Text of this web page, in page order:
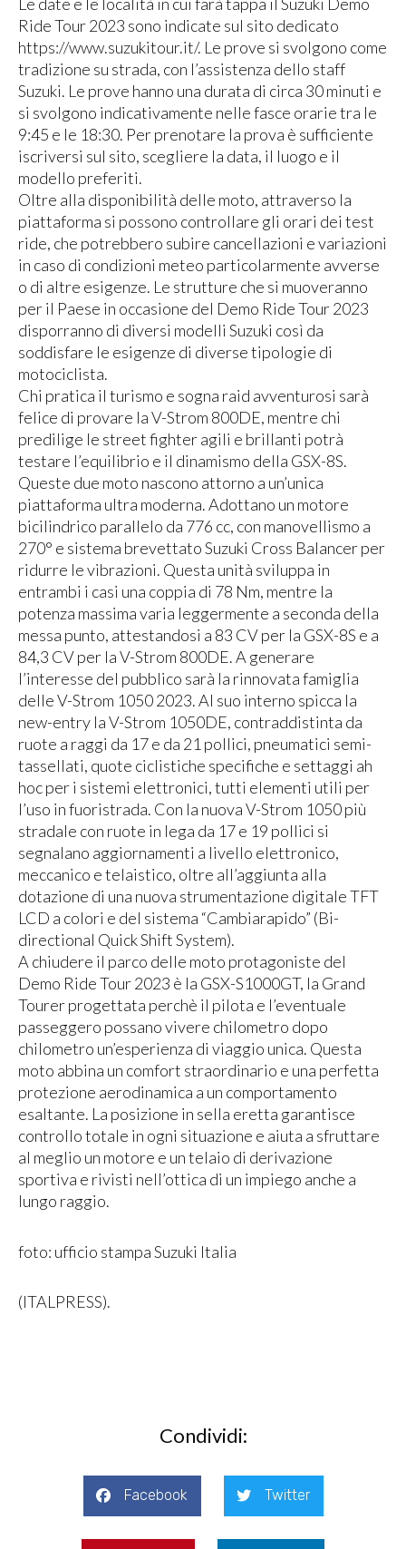
Ride Tour 2023 sono indicate sul sito dedicato
https://www.suzukitour.it/. Le prove si svolgono come
tradizione su strada, con l’assistenza dello staff
Suzuki. Le prove hanno una durata di circa 30 minuti e
si svolgono indicativamente nelle fasce orarie tra le
9:45 e le 18:30. Per prenotare la prova è sufficiente
iscriversi sul sito, scegliere la data, il luogo e il
modello preferiti.
Oltre alla disponibilità delle moto, attraverso la
piattaforma si possono controllare gli orari dei test
ride, che potrebbero subire cancellazioni e variazioni
in caso di condizioni meteo particolarmente avverse
o di altre esigenze. Le strutture che si muoveranno
per il Paese in occasione del Demo Ride Tour 2023
disporranno di diversi modelli Suzuki così da
soddisfare le esigenze di diverse tipologie di
motociclista.
Chi pratica il turismo e sogna raid avventurosi sarà
felice di provare la V-Strom 800DE, mentre chi
predilige le street fighter agili e brillanti potrà
testare l’equilibrio e il dinamismo della GSX-8S.
Queste due moto nascono attorno a un’unica
piattaforma ultra moderna. Adottano un motore
bicilindrico parallelo da 776 cc, con manovellismo a
270° e sistema brevettato Suzuki Cross Balancer per
ridurre le vibrazioni. Questa unità sviluppa in
entrambi i casi una coppia di 78 Nm, mentre la
potenza massima varia leggermente a seconda della
messa punto, attestandosi a 83 CV per la GSX-8S e a
84,3 CV per la V-Strom 800DE. A generare
l’interesse del pubblico sarà la rinnovata famiglia
delle V-Strom 1050 2023. Al suo interno spicca la
new-entry la V-Strom 1050DE, contraddistinta da
ruote a raggi da 17 e da 21 pollici, pneumatici semi-
tassellati, quote ciclistiche specifiche e settaggi ah
hoc per i sistemi elettronici, tutti elementi utili per
l’uso in fuoristrada. Con la nuova V-Strom 1050 più
stradale con ruote in lega da 17 e 19 pollici si
segnalano aggiornamenti a livello elettronico,
meccanico e telaistico, oltre all’aggiunta alla
dotazione di una nuova strumentazione digitale TFT
LCD a colori e del sistema “Cambiarapido” (Bi-
directional Quick Shift System).
A chiudere il parco delle moto protagoniste del
Demo Ride Tour 2023 è la GSX-S1000GT, la Grand
Tourer progettata perchè il pilota e l’eventuale
passeggero possano vivere chilometro dopo
chilometro un’esperienza di viaggio unica. Questa
moto abbina un comfort straordinario e una perfetta
protezione aerodinamica a un comportamento
esaltante. La posizione in sella eretta garantisce
controllo totale in ogni situazione e aiuta a sfruttare
al meglio un motore e un telaio di derivazione
sportiva e rivisti nell’ottica di un impiego anche a
lungo raggio.
foto: ufficio stampa Suzuki Italia
(ITALPRESS).
Condividi:
Facebook Twitter